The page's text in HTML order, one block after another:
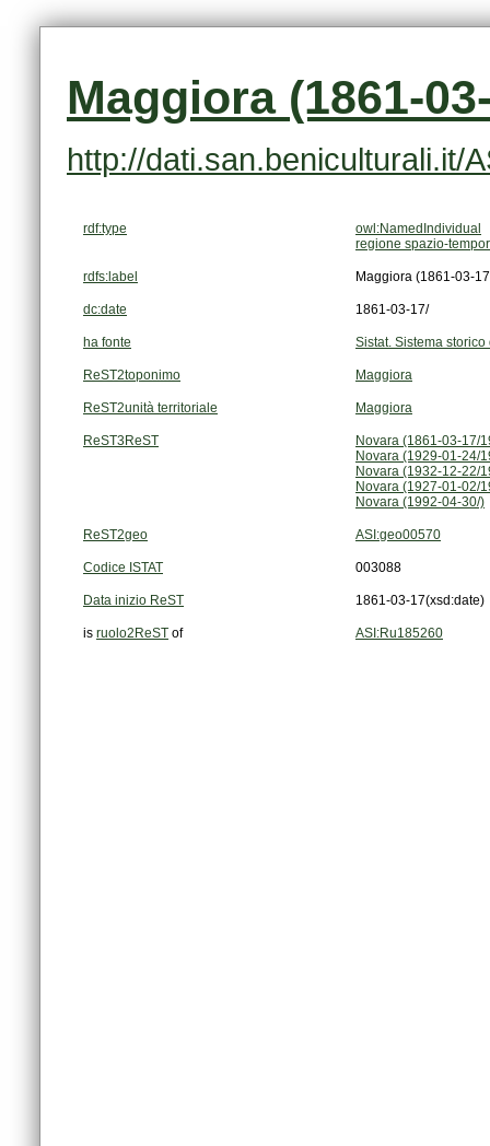
Maggiora (1861-
http://dati.san.beniculturali.it/
rdf:type
owl:NamedIndividual
regione spazio-
rdfs:label Maggiora (1861-03-
dc:date 1861-03-17/
ha fonte Sistat. Sistema
ReST2toponimo Maggiora
ReST2unità territoriale Maggiora
ReST3ReST
Novara (1861-03-17/
Novara (1929-01-24/
Novara (1932-12-22/
Novara (1927-01-02/
Novara (1992-04-30/)
ReST2geo ASI:geo00570
Codice ISTAT 003088
Data inizio ReST 1861-03-17(xsd:date)
is ruolo2ReST of ASI:Ru185260